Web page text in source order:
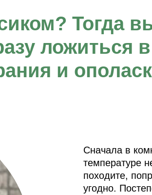
Сначала в
температуре
походите,
угодно.
Тогда
ложиться
и